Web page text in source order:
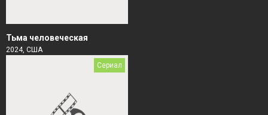
Тьма человеческая
2024, США
Сериал